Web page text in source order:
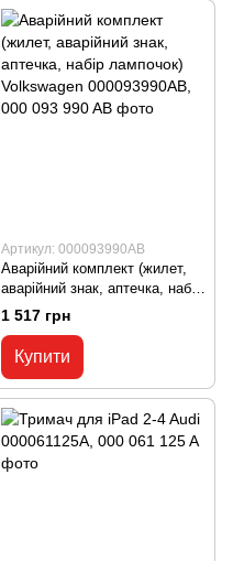
Артикул: 000093990AB
Аварійний комплект (жилет,
аварійний знак, аптечка, набір
лампочок) Volkswagen
000093990AB, 000 093 990 AB
1 517 грн
Купити